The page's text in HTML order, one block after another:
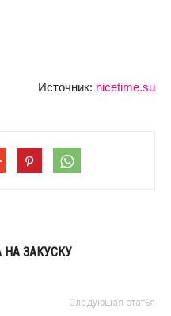
Источник: nicetime.su
ЗАКУСКУ
Следующая статья